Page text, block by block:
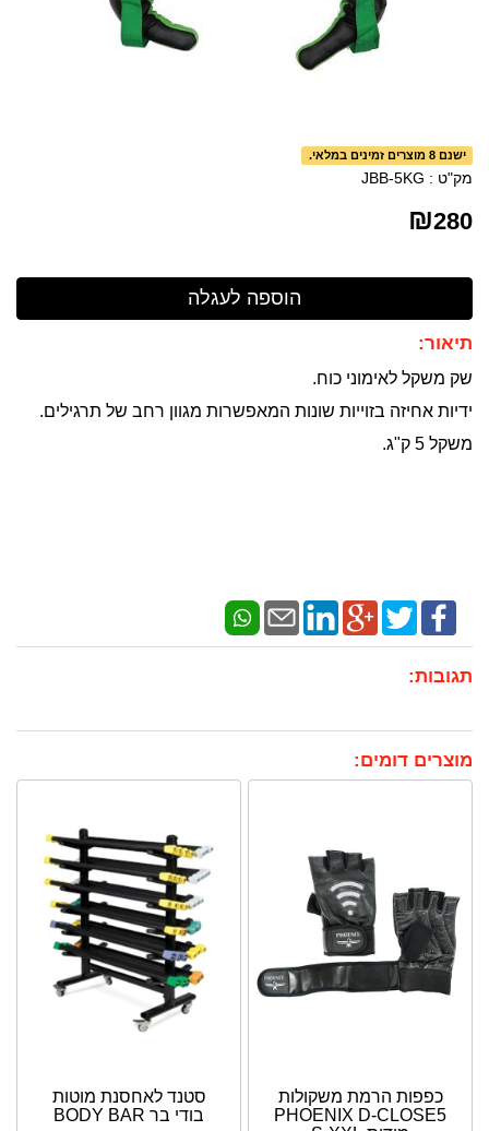
ישנם 8 מוצרים זמינים במלאי.
מק"ט : JBB-5KG
₪280
תיאור:
שק משקל לאימוני כוח.
ידיות אחיזה בזוייות שונות המאפשרות מגוון רחב של תרגילים.
משקל 5 ק"ג.
תגובות:
מוצרים דומים:
כפפות הרמת משקולות
PHOENIX D-CLOSE5
סטנד לאחסנת מוטות
בודי בר BODY BAR